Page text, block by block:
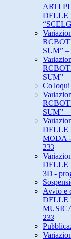
ARTI
DELLE
SUM”
SUM”
Colloqui
SUM”
DELLE
MODA
233
DELLE
3D -
Avvio e
DELLE
233